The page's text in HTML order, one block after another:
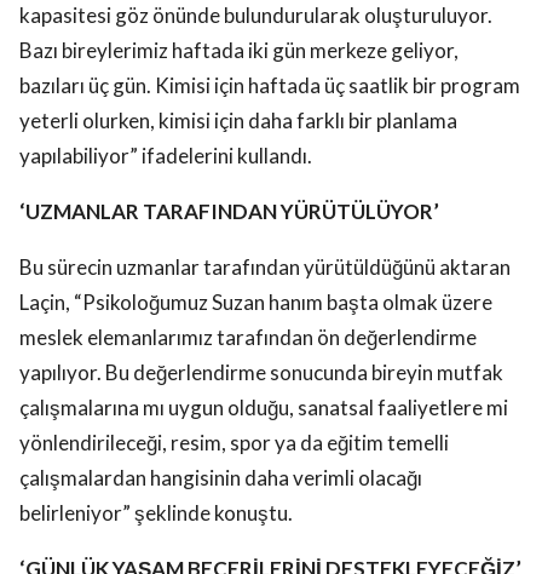
kapasitesi göz önünde bulundurularak oluşturuluyor.
Bazı bireylerimiz haftada iki gün merkeze geliyor,
bazıları üç gün. Kimisi için haftada üç saatlik bir program
yeterli olurken, kimisi için daha farklı bir planlama
yapılabiliyor” ifadelerini kullandı.
‘UZMANLAR TARAFINDAN YÜRÜTÜLÜYOR’
Bu sürecin uzmanlar tarafından yürütüldüğünü aktaran
Laçin, “Psikoloğumuz Suzan hanım başta olmak üzere
meslek elemanlarımız tarafından ön değerlendirme
yapılıyor. Bu değerlendirme sonucunda bireyin mutfak
çalışmalarına mı uygun olduğu, sanatsal faaliyetlere mi
yönlendirileceği, resim, spor ya da eğitim temelli
çalışmalardan hangisinin daha verimli olacağı
belirleniyor” şeklinde konuştu.
‘GÜNLÜK YAŞAM BECERİLERİNİ DESTEKLEYECEĞİZ’